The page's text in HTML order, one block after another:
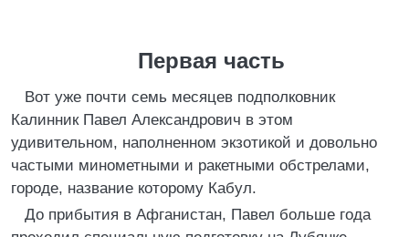
Первая часть
Вот уже почти семь месяцев подполковник
Калинник Павел Александрович в этом
удивительном, наполненном экзотикой и довольно
частыми минометными и ракетными обстрелами,
городе, название которому Кабул.
До прибытия в Афганистан, Павел больше года